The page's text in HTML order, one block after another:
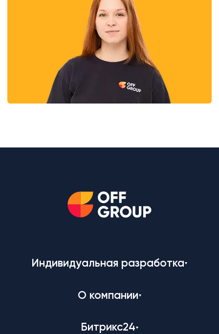
Индивидуальная разработка
О компании
Битрикс24